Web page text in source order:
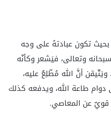
تكون عبادتهُ على وجه
وتعالى، فيَشعر وكأنّه
أنَّ الله مُطّلِعٌ عليه،
دوام طاعة الله، ويدفعه كذلك
قويٌ عن المعاصي.